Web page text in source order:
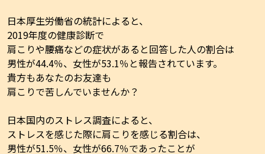
日本厚生労働省の統計によると、
2019年度の健康診断で
肩こりや腰痛などの症状があると回答した人の割合は
男性が44.4％、女性が53.1％と報告されています。
貴方もあなたのお友達も
肩こりで苦しんでいませんか？
日本国内のストレス調査によると、
ストレスを感じた際に肩こりを感じる割合は、
男性が51.5％、女性が66.7％であったことが